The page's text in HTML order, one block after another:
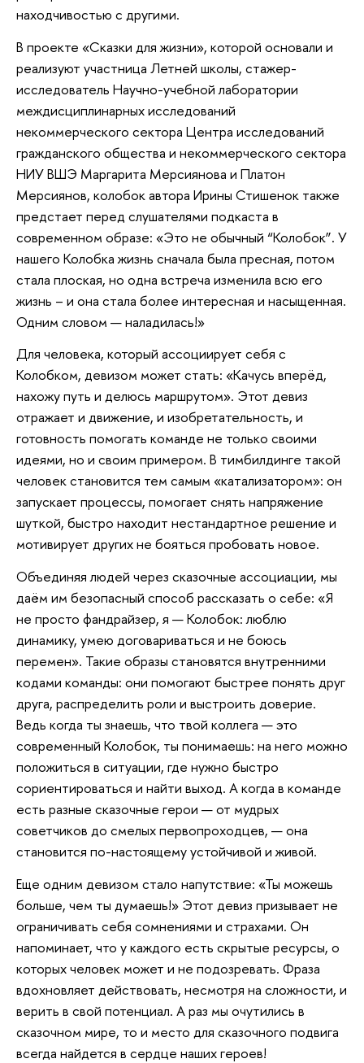
находчивостью с другими.
В проекте «Сказки для жизни», которой основали и
реализуют участница Летней школы, стажер-
исследователь Научно-учебной лаборатории
междисциплинарных исследований
некоммерческого сектора Центра исследований
гражданского общества и некоммерческого сектора
НИУ ВШЭ Маргарита Мерсиянова и Платон
Мерсиянов, колобок автора Ирины Стишенок также
предстает перед слушателями подкаста в
современном образе: «Это не обычный “Колобок”. У
нашего Колобка жизнь сначала была пресная, потом
стала плоская, но одна встреча изменила всю его
жизнь – и она стала более интересная и насыщенная.
Одним словом — наладилась!»
Для человека, который ассоциирует себя с
Колобком, девизом может стать: «Качусь вперёд,
нахожу путь и делюсь маршрутом». Этот девиз
отражает и движение, и изобретательность, и
готовность помогать команде не только своими
идеями, но и своим примером. В тимбилдинге такой
человек становится тем самым «катализатором»: он
запускает процессы, помогает снять напряжение
шуткой, быстро находит нестандартное решение и
мотивирует других не бояться пробовать новое.
Объединяя людей через сказочные ассоциации, мы
даём им безопасный способ рассказать о себе: «Я
не просто фандрайзер, я — Колобок: люблю
динамику, умею договариваться и не боюсь
перемен». Такие образы становятся внутренними
кодами команды: они помогают быстрее понять друг
друга, распределить роли и выстроить доверие.
Ведь когда ты знаешь, что твой коллега — это
современный Колобок, ты понимаешь: на него можно
положиться в ситуации, где нужно быстро
сориентироваться и найти выход. А когда в команде
есть разные сказочные герои — от мудрых
советчиков до смелых первопроходцев, — она
становится по-настоящему устойчивой и живой.
Еще одним девизом стало напутствие: «Ты можешь
больше, чем ты думаешь!» Этот девиз призывает не
ограничивать себя сомнениями и страхами. Он
напоминает, что у каждого есть скрытые ресурсы, о
которых человек может и не подозревать. Фраза
вдохновляет действовать, несмотря на сложности, и
верить в свой потенциал. А раз мы очутились в
сказочном мире, то и место для сказочного подвига
всегда найдется в сердце наших героев!